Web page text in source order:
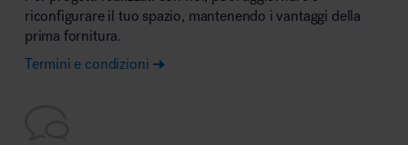
riconfigurare il tuo spazio, mantenendo i vantaggi della
prima fornitura.
Termini e condizioni